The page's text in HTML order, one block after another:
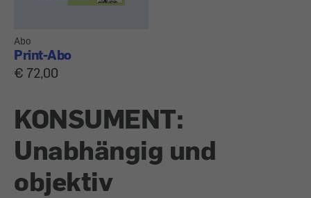
Abo
Print-Abo
€ 72,00
KONSUMENT:
Unabhängig und
objektiv